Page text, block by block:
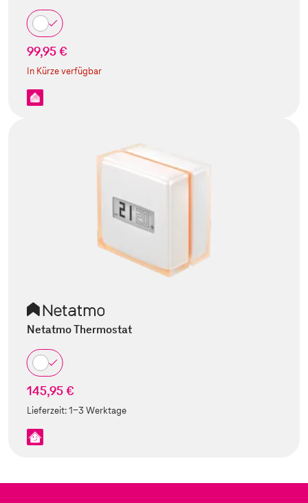
99,95 €
In Kürze verfügbar
Netatmo Thermostat
145,95 €
Lieferzeit:1-3 Werktage